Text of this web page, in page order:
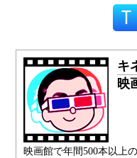
キ
映
映画館で年間500本以上